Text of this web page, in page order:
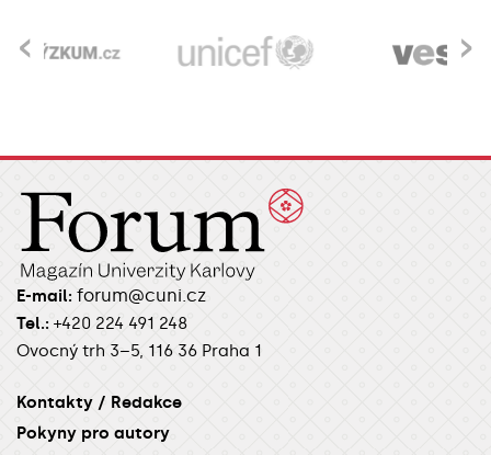
›
‹
E-mail: forum@cuni.cz
Tel.: +420 224 491 248
Ovocný trh 3–5, 116 36 Praha 1
Kontakty / Redakce
Pokyny pro autory